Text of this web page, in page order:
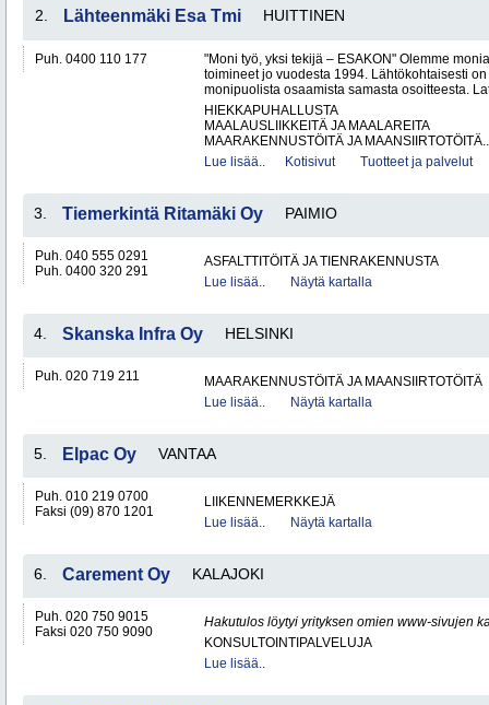
2. Lähteenmäki Esa Tmi HUITTINEN
Puh. 0400 110 177
"Moni työ, yksi tekijä – ESAKON" Olemme
toimineet jo vuodesta 1994. Lähtökohtaisesti
monipuolista osaamista samasta osoitteesta.
HIEKKAPUHALLUSTA
MAALAUSLIIKKEITÄ JA MAALAREITA
MAARAKENNUSTÖITÄ JA MAANSIIRTOTÖITÄ..
Lue lisää..
Kotisivut Tuotteet ja palvelut
3. Tiemerkintä Ritamäki Oy PAIMIO
Puh. 040 555 0291
Puh. 0400 320 291
ASFALTTITÖITÄ JA TIENRAKENNUSTA
Lue lisää..
Näytä kartalla
4. Skanska Infra Oy HELSINKI
Puh. 020 719 211
MAARAKENNUSTÖITÄ JA MAANSIIRTOTÖITÄ
Lue lisää..
Näytä kartalla
5. Elpac Oy VANTAA
Puh. 010 219 0700
Faksi (09) 870 1201
LIIKENNEMERKKEJÄ
Lue lisää..
Näytä kartalla
6. Carement Oy KALAJOKI
Puh. 020 750 9015
Faksi 020 750 9090
Hakutulos löytyi yrityksen omien www-sivujen
KONSULTOINTIPALVELUJA
Lue lisää..